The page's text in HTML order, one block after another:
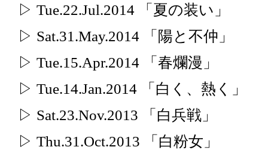
▷ Tue.22.Jul.2014 「夏の装い」
▷ Sat.31.May.2014 「陽と不仲」
▷ Tue.15.Apr.2014 「春爛漫」
▷ Tue.14.Jan.2014 「白く、熱く」
▷ Sat.23.Nov.2013 「白兵戦」
▷ Thu.31.Oct.2013 「白粉女」